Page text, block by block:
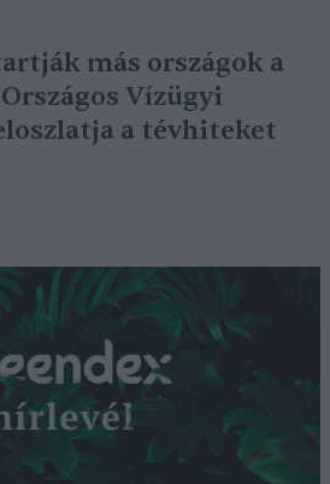
más országok a
Vízügyi
a tévhiteket